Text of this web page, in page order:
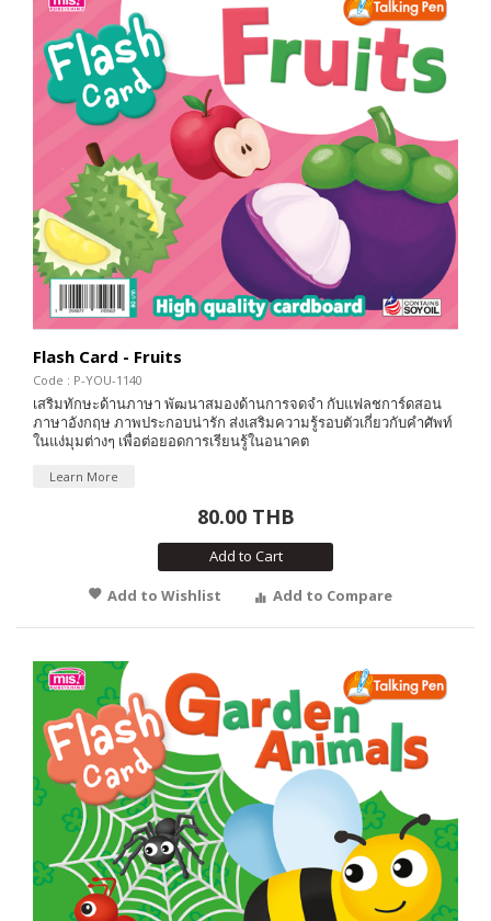
Flash Card - Fruits
Code : P-YOU-1140
เสริมทักษะด้านภาษา พัฒนาสมองด้านการจดจำ กับแฟลชการ์ดสอน
ภาษาอังกฤษ ภาพประกอบน่ารัก ส่งเสริมความรู้รอบตัวเกี่ยวกับคำศัพท์
ในแง่มุมต่างๆ เพื่อต่อยอดการเรียนรู้ในอนาคต
Learn More
80.00 THB
Add to Cart
Add to Wishlist
Add to Compare